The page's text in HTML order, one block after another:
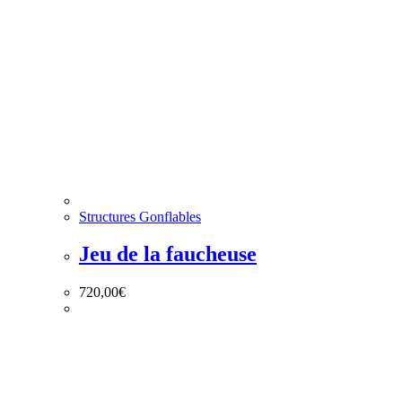
Structures Gonflables
Jeu de la faucheuse
720,00€